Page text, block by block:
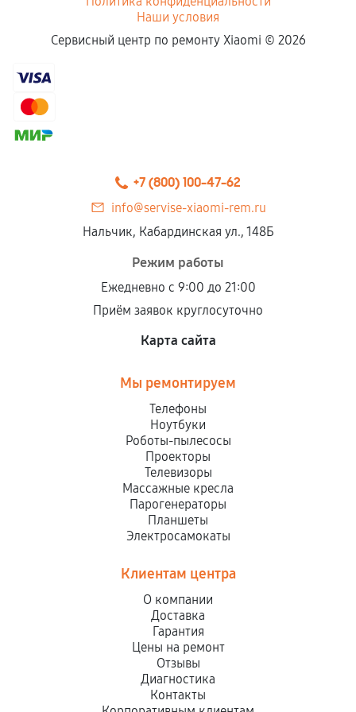
Наши условия
Сервисный центр по ремонту Xiaomi © 2026
+7 (800) 100-47-62
info@servise-xiaomi-rem.ru
Нальчик, Кабардинская ул., 148Б
Режим работы
Ежедневно с 9:00 до 21:00
Приём заявок круглосуточно
Карта сайта
Мы ремонтируем
Телефоны
Ноутбуки
Роботы-пылесосы
Проекторы
Телевизоры
Массажные кресла
Парогенераторы
Планшеты
Электросамокаты
Клиентам центра
О компании
Доставка
Гарантия
Цены на ремонт
Отзывы
Диагностика
Контакты